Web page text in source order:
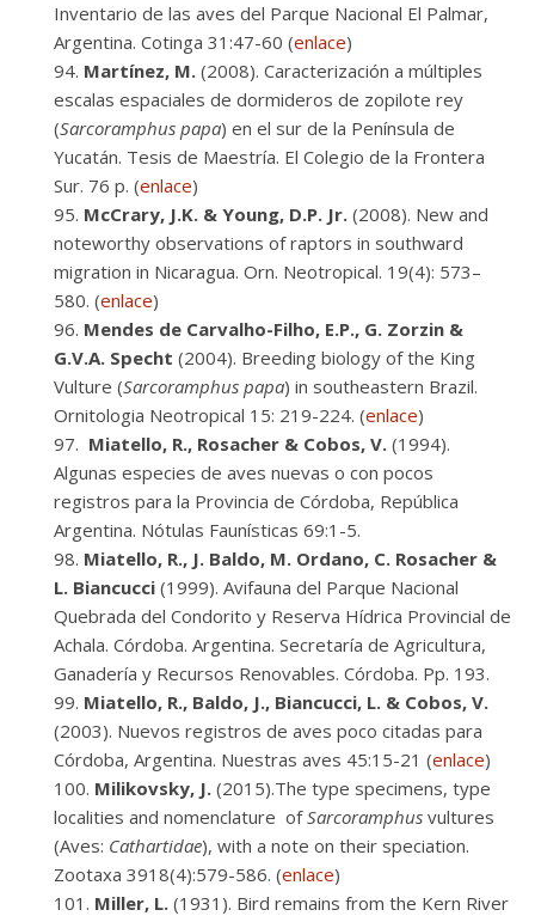
Inventario de las aves del Parque Nacional El Palmar,
Argentina. Cotinga 31:47-60 (enlace)
Martínez, M. (2008). Caracterización a múltiples
escalas espaciales de dormideros de zopilote rey
(Sarcoramphus papa) en el sur de la Península de
Yucatán. Tesis de Maestría. El Colegio de la Frontera
Sur. 76 p. (enlace)
McCrary, J.K. & Young, D.P. Jr. (2008). New and
noteworthy observations of raptors in southward
migration in Nicaragua. Orn. Neotropical. 19(4): 573–
580. (enlace)
Mendes de Carvalho-Filho, E.P., G. Zorzin &
G.V.A. Specht (2004). Breeding biology of the King
Vulture (Sarcoramphus papa) in southeastern Brazil.
Ornitologia Neotropical 15: 219-224. (enlace)
Miatello, R., Rosacher & Cobos, V. (1994).
Algunas especies de aves nuevas o con pocos
registros para la Provincia de Córdoba, República
Argentina. Nótulas Faunísticas 69:1-5.
Miatello, R., J. Baldo, M. Ordano, C. Rosacher &
L. Biancucci (1999). Avifauna del Parque Nacional
Quebrada del Condorito y Reserva Hídrica Provincial de
Achala. Córdoba. Argentina. Secretaría de Agricultura,
Ganadería y Recursos Renovables. Córdoba. Pp. 193.
Miatello, R., Baldo, J., Biancucci, L. & Cobos, V.
(2003). Nuevos registros de aves poco citadas para
Córdoba, Argentina. Nuestras aves 45:15-21 (enlace)
Milikovsky, J. (2015).The type specimens, type
localities and nomenclature ofSarcoramphus vultures
(Aves: Cathartidae), with a note on their speciation.
Zootaxa 3918(4):579-586. (enlace)
Miller, L. (1931). Bird remains from the Kern River